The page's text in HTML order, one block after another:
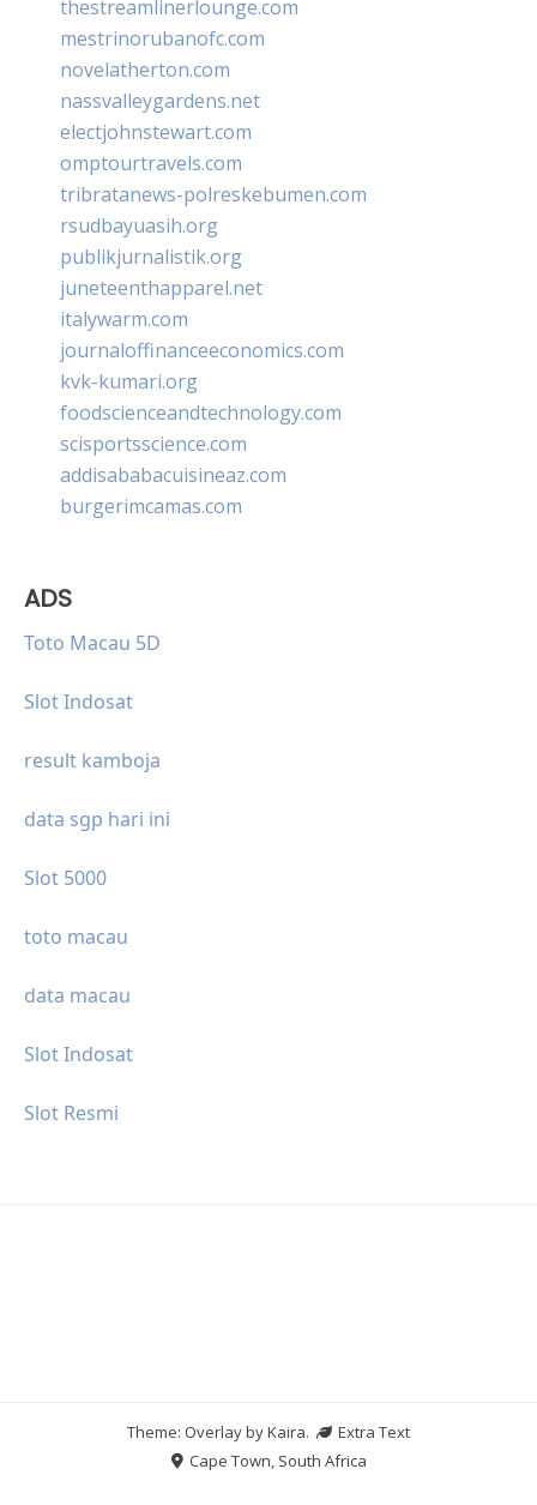
thestreamlinerlounge.com
mestrinorubanofc.com
novelatherton.com
nassvalleygardens.net
electjohnstewart.com
omptourtravels.com
tribratanews-polreskebumen.com
rsudbayuasih.org
publikjurnalistik.org
juneteenthapparel.net
italywarm.com
journaloffinanceeconomics.com
kvk-kumari.org
foodscienceandtechnology.com
scisportsscience.com
addisababacuisineaz.com
burgerimcamas.com
ADS
Toto Macau 5D
Slot Indosat
result kamboja
data sgp hari ini
Slot 5000
toto macau
data macau
Slot Indosat
Slot Resmi
Theme: Overlay byKaira.
Extra Text
Cape Town, South Africa